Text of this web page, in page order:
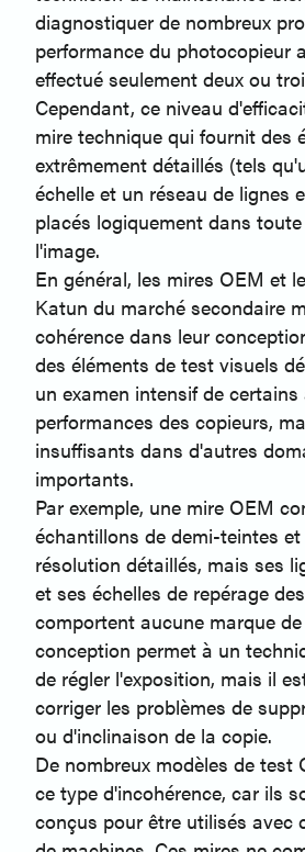
diagnostiquer de nombreux
performance du photocopieur
effectué seulement deux ou
Cependant, ce niveau
mire technique qui fournit des
extrêmement détaillés (tels
échelle et un réseau de lignes
placés logiquement dans
l'image.
En général, les mires OEM et
Katun du marché secondaire
cohérence dans leur
des éléments de test visuels
un examen intensif de
performances des copieurs,
insuffisants dans d'autres
importants.
Par exemple, une mire OEM
échantillons de demi-teintes
résolution détaillés, mais ses
et ses échelles de repérage
comportent aucune marque
conception permet à un
de régler l'exposition, mais il
corriger les problèmes de
ou d'inclinaison de la copie.
De nombreux modèles de test
ce type d'incohérence, car ils
conçus pour être utilisés avec